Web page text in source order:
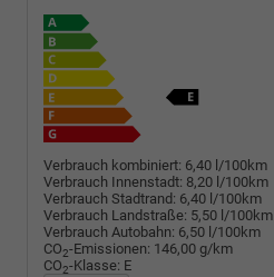
Verbrauch kombiniert: 6,40 l/100km
Verbrauch Innenstadt: 8,20 l/100km
Verbrauch Stadtrand: 6,40 l/100km
Verbrauch Landstraße: 5,50 l/100km
Verbrauch Autobahn: 6,50 l/100km
CO2-Emissionen: 146,00 g/km
CO2-Klasse: E